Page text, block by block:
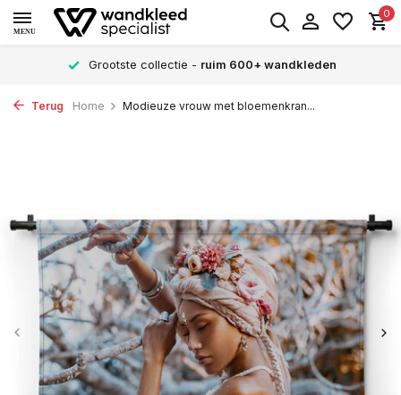
MENU
0
Grootste collectie - ruim 600+ wandkleden
Terug Home Modieuze vrouw met bloemenkran...